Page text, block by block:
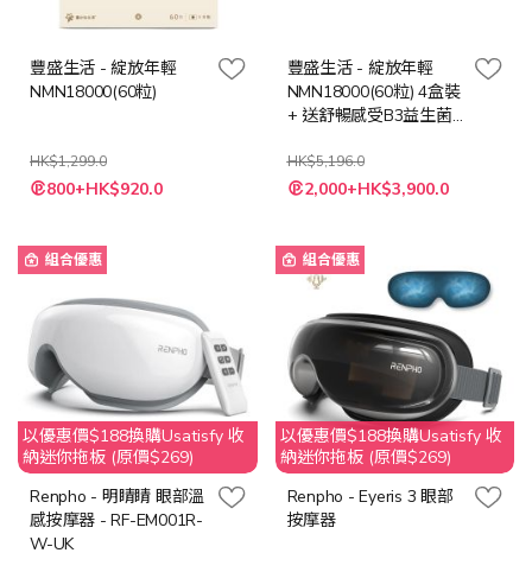
豐盛生活 - 綻放年輕
NMN18000(60粒)
HK$1,299.0
特
殊 800+HK$920.0
豐盛生活 - 綻放年輕
NMN18000(60粒) 4盒裝
+ 送舒暢感受B3益生菌
HK$5,196.0
特
殊 2,000+HK$3,900.0
組合優惠
以優惠價$188換購Usatisfy 收
納迷你拖板 (原價$269)
Renpho - 明睛睛 眼部溫
感按摩器 - RF-EM001R-
W-UK
組合優惠
以優惠價$188換購Usatisfy 收
納迷你拖板 (原價$269)
Renpho - Eyeris 3 眼部
按摩器